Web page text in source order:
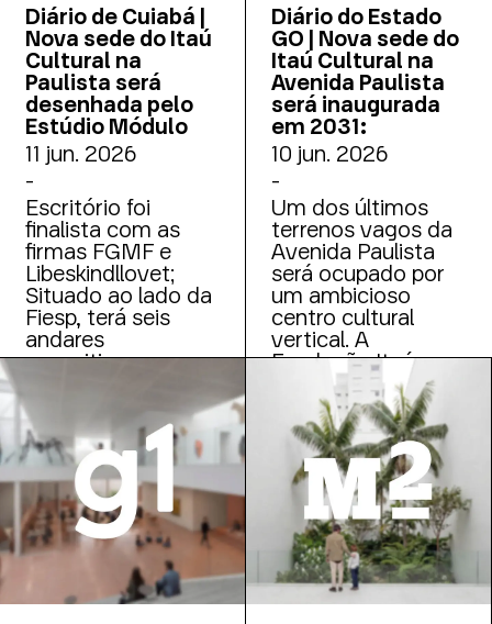
Diário de Cuiabá |
Nova sede do Itaú
Cultural na
Paulista será
desenhada pelo
Estúdio Módulo
11 jun. 2026
-
Escritório foi
finalista com as
firmas FGMF e
Libeskindllovet;
Situado ao lado da
Fiesp, terá seis
andares
expositivos
Diário do Estado
GO | Nova sede do
Itaú Cultural na
Avenida Paulista
será inaugurada
em 2031:
10 jun. 2026
-
Um dos últimos
terrenos vagos da
Avenida Paulista
será ocupado por
um ambicioso
centro cultural
vertical. A
Fundação Itaú
anunciou a
construção da
nova sede do Itaú
Cultural, com
previsão de
entrega para 2031.